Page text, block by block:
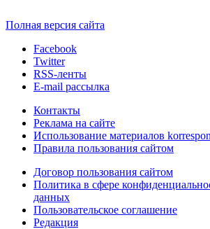
Полная версия сайта
Facebook
Twitter
RSS-ленты
E-mail рассылка
Контакты
Реклама на сайте
Использование материалов
Правила пользования сайтом
Договор пользования сайтом
Политика в сфере
данных
Пользовательское соглашение
Редакция